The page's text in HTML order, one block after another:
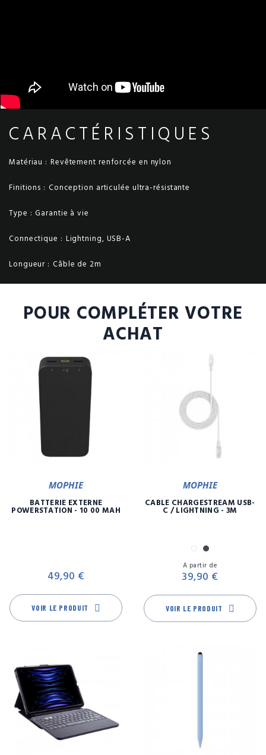
CARACTÉRISTIQUES
Matériau : Revêtement renforcée en nylon
Finitions : Conception articulée ultra-résistante
Type : Garantie à vie
Connectique : Lightning, USB-A
Longueur : Câble de 2m
POUR COMPLÉTER VOTRE
ACHAT
MOPHIE
BATTERIE EXTERNE
POWERSTATION - 10 00 MAH
49,90 €
VOIR LE PRODUIT
MOPHIE
CÂBLE CHARGESTREAM USB-
C / LIGHTNING - 3M
BlancNoir
A partir de
39,90 €
VOIR LE PRODUIT